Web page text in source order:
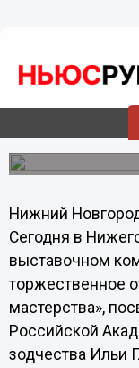
Лучшие
Академии
зодчества
Выставка
Нижний
Сегодня в
выставочном
торжественное
мастерства»,
Российской
зодчества Ильи